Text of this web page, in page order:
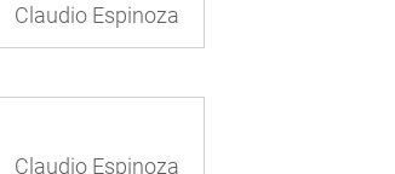
Claudio Espinoza
Claudio Espinoza